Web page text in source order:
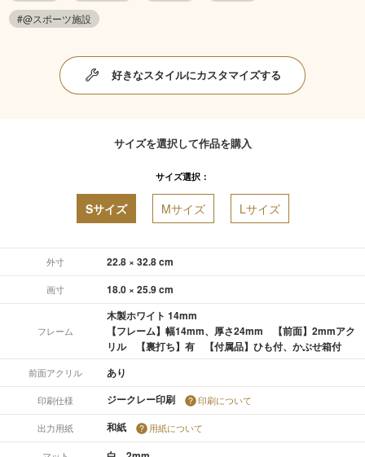
#@スポーツ施設
好きなスタイルにカスタマイズする
サイズを選択して作品を購入
サイズ選択：
Sサイズ Mサイズ Lサイズ
外寸 22.8 × 32.8 cm
画寸 18.0 × 25.9 cm
フレーム
木製ホワイト 14mm
【フレーム】幅14mm、厚さ24mm 【前面】2mmアク
リル 【裏打ち】有 【付属品】ひも付、かぶせ箱付
前面アクリル あり
印刷仕様 ジークレー印刷 印刷について
出力用紙 和紙 用紙について